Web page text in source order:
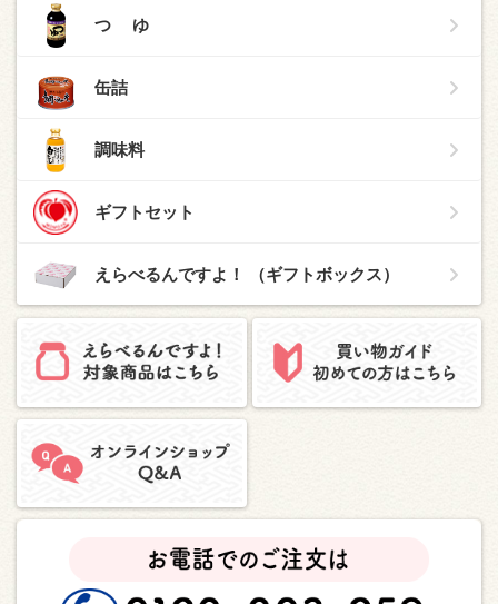
つ ゆ
缶詰
調味料
ギフトセット
えらべるんですよ！ （ギフトボックス）